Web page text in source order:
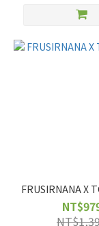
FRUSIRNANA X